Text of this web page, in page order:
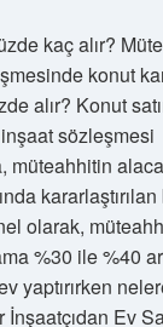
kaç alır?
konut
alır? Konut
inşaat sözleşmesi
müteahhitin
olarak,
%30 ile %40
yaptırırken
Ev